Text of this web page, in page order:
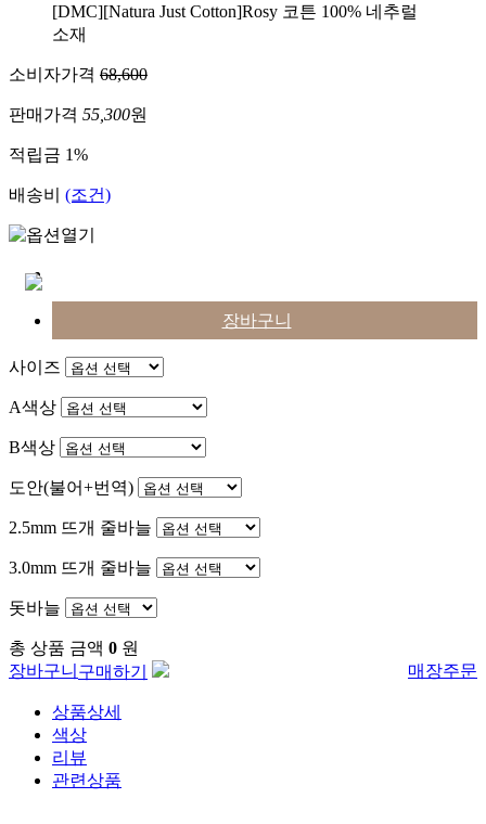
[DMC][Natura Just Cotton]Rosy 코튼 100% 네추럴
소재
소비자가격 68,600
판매가격 55,300원
적립금 1%
배송비 (조건)
장바구니
사이즈
A색상
B색상
도안(불어+번역)
2.5mm 뜨개 줄바늘
3.0mm 뜨개 줄바늘
돗바늘
총 상품 금액 0 원
장바구니
매장주문
구매하기
상품상세
색상
리뷰
관련상품